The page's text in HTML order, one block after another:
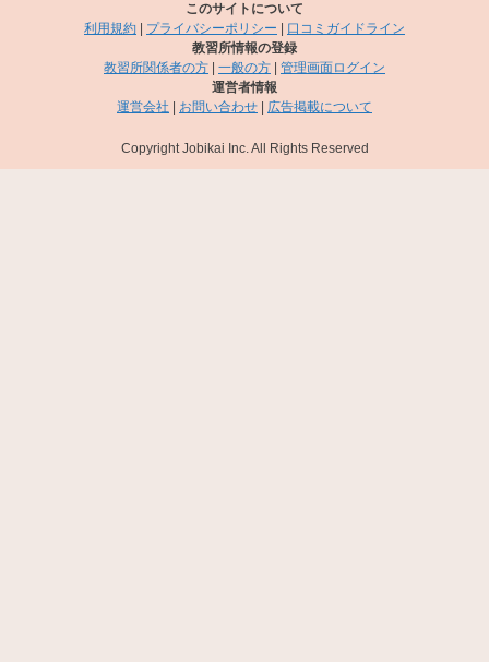
このサイトについて
利用規約
プライバシーポリシー
口コミガイドライン
教習所情報の登録
教習所関係者の方
一般の方
管理画面ログイン
運営者情報
運営会社
お問い合わせ 広告掲載について
Copyright Jobikai Inc. All Rights Reserved